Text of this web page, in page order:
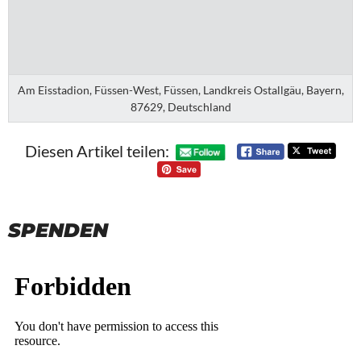
Am Eisstadion, Füssen-West, Füssen, Landkreis Ostallgäu, Bayern,
87629, Deutschland
Diesen Artikel teilen:
SPENDEN